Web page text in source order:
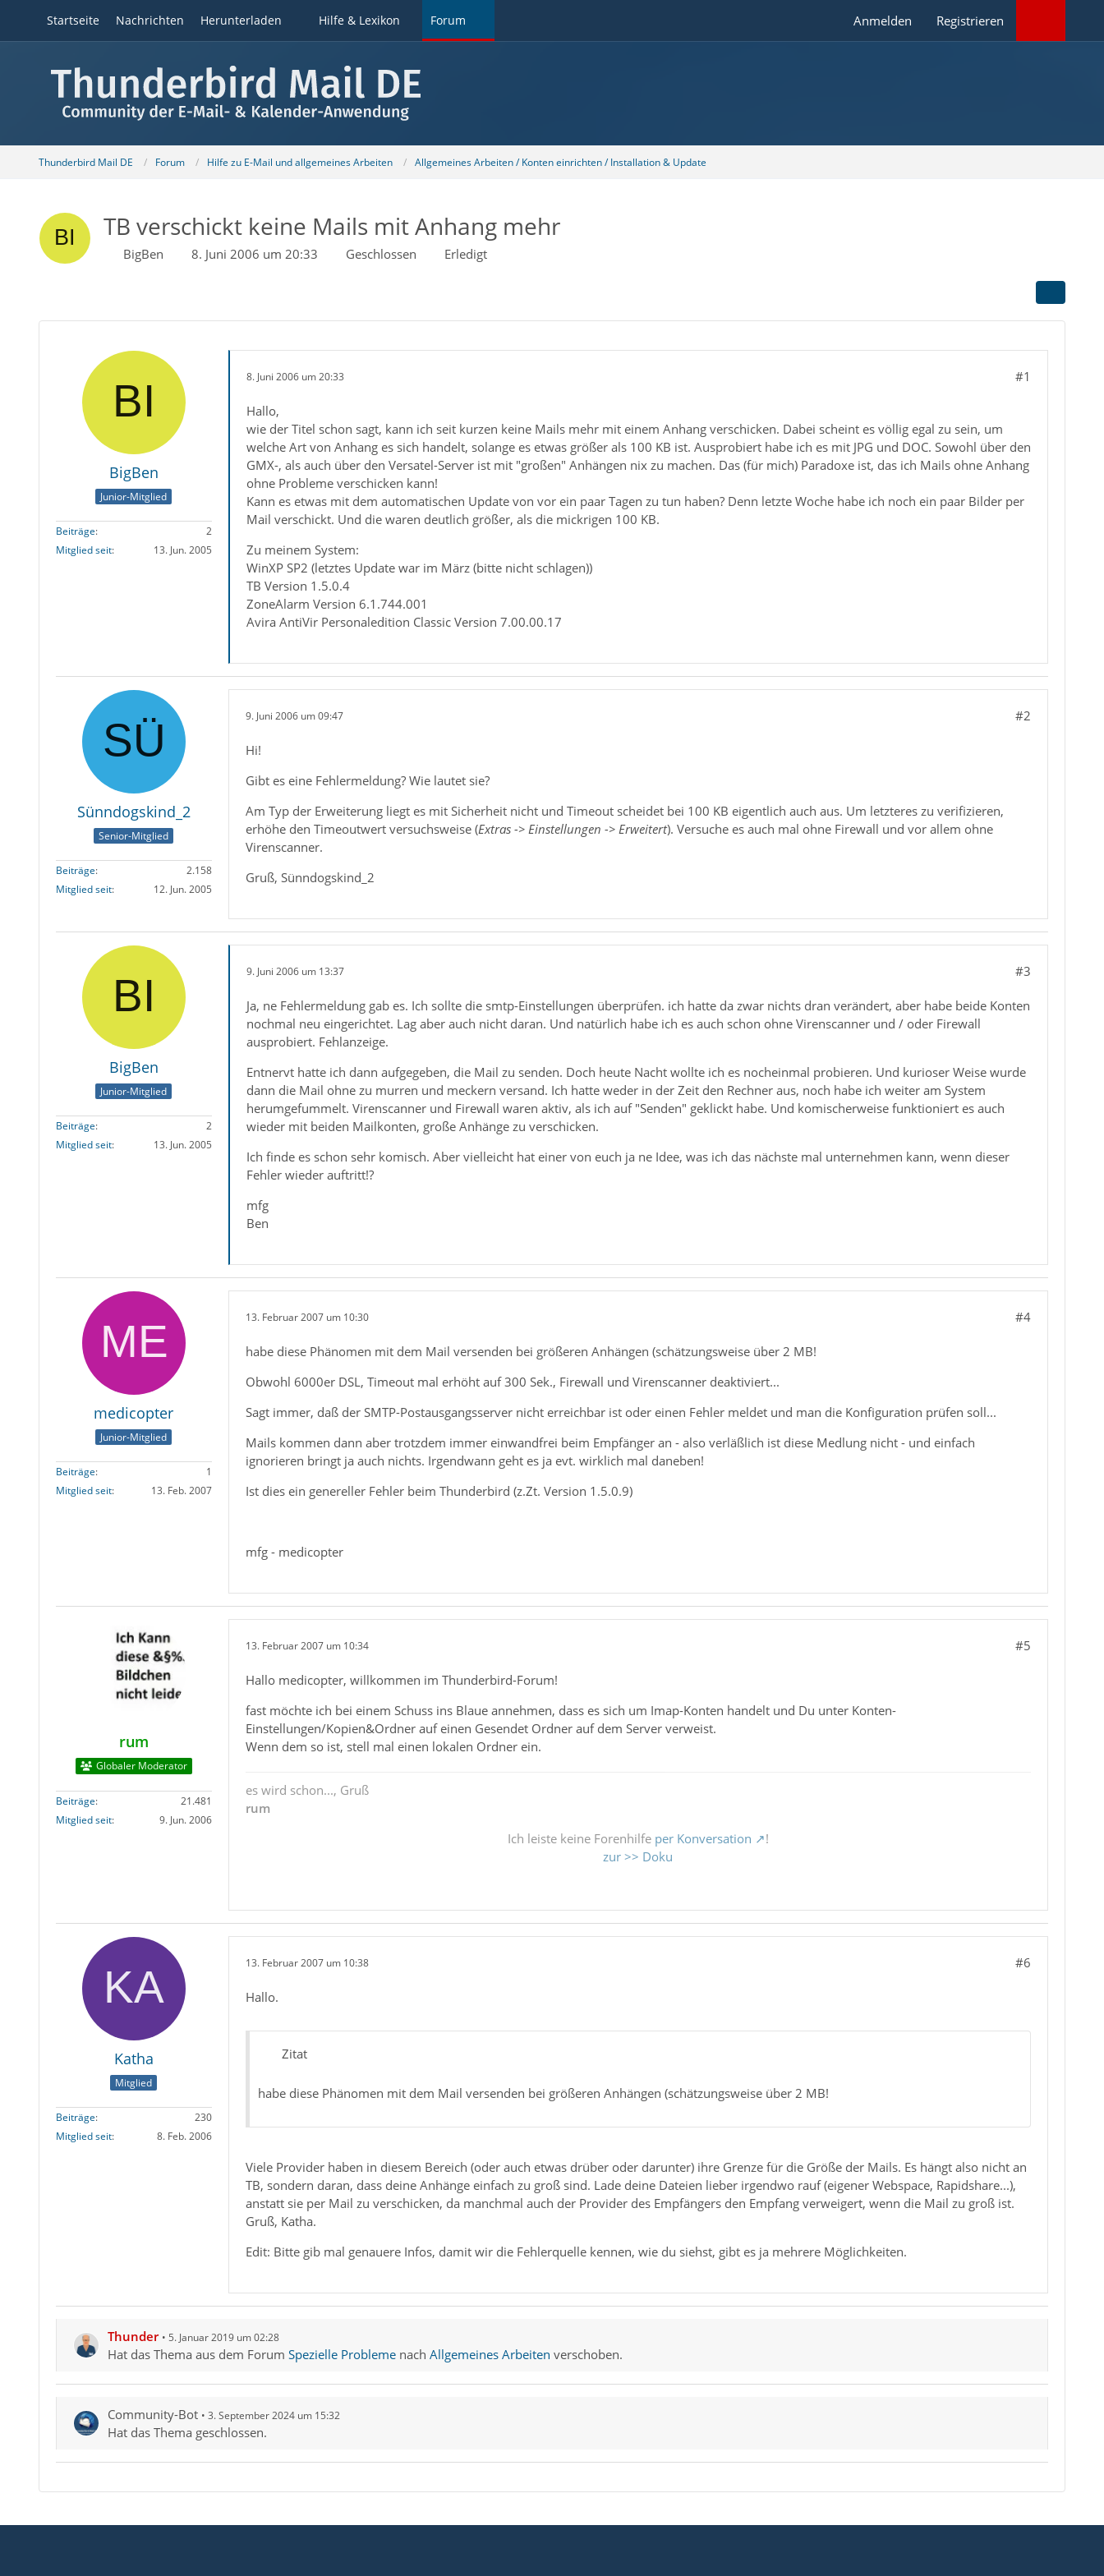
Startseite Nachrichten Herunterladen Hilfe & Lexikon Forum Anmelden Registrieren
Thunderbird Mail DE Forum Hilfe zu E-Mail und allgemeines Arbeiten Allgemeines Arbeiten / Konten einrichten / Installation & Update
TB verschickt keine Mails mit Anhang mehr
BigBen 8. Juni 2006 um 20:33 Geschlossen Erledigt
BigBen
Junior-Mitglied
Beiträge
2
Mitglied seit
13. Jun. 2005
8. Juni 2006 um 20:33 #1
Hallo,
wie der Titel schon sagt, kann ich seit kurzen keine Mails mehr mit einem Anhang verschicken. Dabei scheint es völlig egal zu sein, um
welche Art von Anhang es sich handelt, solange es etwas größer als 100 KB ist. Ausprobiert habe ich es mit JPG und DOC. Sowohl über den
GMX-, als auch über den Versatel-Server ist mit "großen" Anhängen nix zu machen. Das (für mich) Paradoxe ist, das ich Mails ohne Anhang
ohne Probleme verschicken kann!
Kann es etwas mit dem automatischen Update von vor ein paar Tagen zu tun haben? Denn letzte Woche habe ich noch ein paar Bilder per
Mail verschickt. Und die waren deutlich größer, als die mickrigen 100 KB.
Zu meinem System:
WinXP SP2 (letztes Update war im März (bitte nicht schlagen))
TB Version 1.5.0.4
ZoneAlarm Version 6.1.744.001
Avira AntiVir Personaledition Classic Version 7.00.00.17
Sünndogskind_2
Senior-Mitglied
Beiträge
2.158
Mitglied seit
12. Jun. 2005
9. Juni 2006 um 09:47 #2
Hi!
Gibt es eine Fehlermeldung? Wie lautet sie?
Am Typ der Erweiterung liegt es mit Sicherheit nicht und Timeout scheidet bei 100 KB eigentlich auch aus. Um letzteres zu verifizieren,
erhöhe den Timeoutwert versuchsweise (Extras -> Einstellungen -> Erweitert). Versuche es auch mal ohne Firewall und vor allem ohne
Virenscanner.
Gruß, Sünndogskind_2
BigBen
Junior-Mitglied
Beiträge
2
Mitglied seit
13. Jun. 2005
9. Juni 2006 um 13:37 #3
Ja, ne Fehlermeldung gab es. Ich sollte die smtp-Einstellungen überprüfen. ich hatte da zwar nichts dran verändert, aber habe beide Konten
nochmal neu eingerichtet. Lag aber auch nicht daran. Und natürlich habe ich es auch schon ohne Virenscanner und / oder Firewall
ausprobiert. Fehlanzeige.
Entnervt hatte ich dann aufgegeben, die Mail zu senden. Doch heute Nacht wollte ich es nocheinmal probieren. Und kurioser Weise wurde
dann die Mail ohne zu murren und meckern versand. Ich hatte weder in der Zeit den Rechner aus, noch habe ich weiter am System
herumgefummelt. Virenscanner und Firewall waren aktiv, als ich auf "Senden" geklickt habe. Und komischerweise funktioniert es auch
wieder mit beiden Mailkonten, große Anhänge zu verschicken.
Ich finde es schon sehr komisch. Aber vielleicht hat einer von euch ja ne Idee, was ich das nächste mal unternehmen kann, wenn dieser
Fehler wieder auftritt!?
mfg
Ben
medicopter
Junior-Mitglied
Beiträge
1
Mitglied seit
13. Feb. 2007
13. Februar 2007 um 10:30 #4
habe diese Phänomen mit dem Mail versenden bei größeren Anhängen (schätzungsweise über 2 MB!
Obwohl 6000er DSL, Timeout mal erhöht auf 300 Sek., Firewall und Virenscanner deaktiviert...
Sagt immer, daß der SMTP-Postausgangsserver nicht erreichbar ist oder einen Fehler meldet und man die Konfiguration prüfen soll...
Mails kommen dann aber trotzdem immer einwandfrei beim Empfänger an - also verläßlich ist diese Medlung nicht - und einfach
ignorieren bringt ja auch nichts. Irgendwann geht es ja evt. wirklich mal daneben!
Ist dies ein genereller Fehler beim Thunderbird (z.Zt. Version 1.5.0.9)
mfg - medicopter
rum
Globaler Moderator
Beiträge
21.481
Mitglied seit
9. Jun. 2006
13. Februar 2007 um 10:34 #5
Hallo medicopter, willkommen im Thunderbird-Forum!
fast möchte ich bei einem Schuss ins Blaue annehmen, dass es sich um Imap-Konten handelt und Du unter Konten-
Einstellungen/Kopien&Ordner auf einen Gesendet Ordner auf dem Server verweist.
Wenn dem so ist, stell mal einen lokalen Ordner ein.
es wird schon..., Gruß
rum
Ich leiste keine Forenhilfe per Konversation
!
zur >> Doku
Katha
Mitglied
Beiträge
230
Mitglied seit
8. Feb. 2006
13. Februar 2007 um 10:38 #6
Hallo.
Zitat
habe diese Phänomen mit dem Mail versenden bei größeren Anhängen (schätzungsweise über 2 MB!
Viele Provider haben in diesem Bereich (oder auch etwas drüber oder darunter) ihre Grenze für die Größe der Mails. Es hängt also nicht an
TB, sondern daran, dass deine Anhänge einfach zu groß sind. Lade deine Dateien lieber irgendwo rauf (eigener Webspace, Rapidshare...),
anstatt sie per Mail zu verschicken, da manchmal auch der Provider des Empfängers den Empfang verweigert, wenn die Mail zu groß ist.
Gruß, Katha.
Edit: Bitte gib mal genauere Infos, damit wir die Fehlerquelle kennen, wie du siehst, gibt es ja mehrere Möglichkeiten.
Thunder 5. Januar 2019 um 02:28
Hat das Thema aus dem Forum Spezielle Problemenach Allgemeines Arbeiten verschoben.
Community-Bot 3. September 2024 um 15:32
Hat das Thema geschlossen.